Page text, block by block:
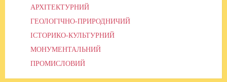
АРХІТЕКТУРНИЙ
ГЕОЛОГІЧНО-ПРИРОДНИЧИЙ
ІСТОРИКО-КУЛЬТУРНИЙ
МОНУМЕНТАЛЬНИЙ
ПРОМИСЛОВИЙ